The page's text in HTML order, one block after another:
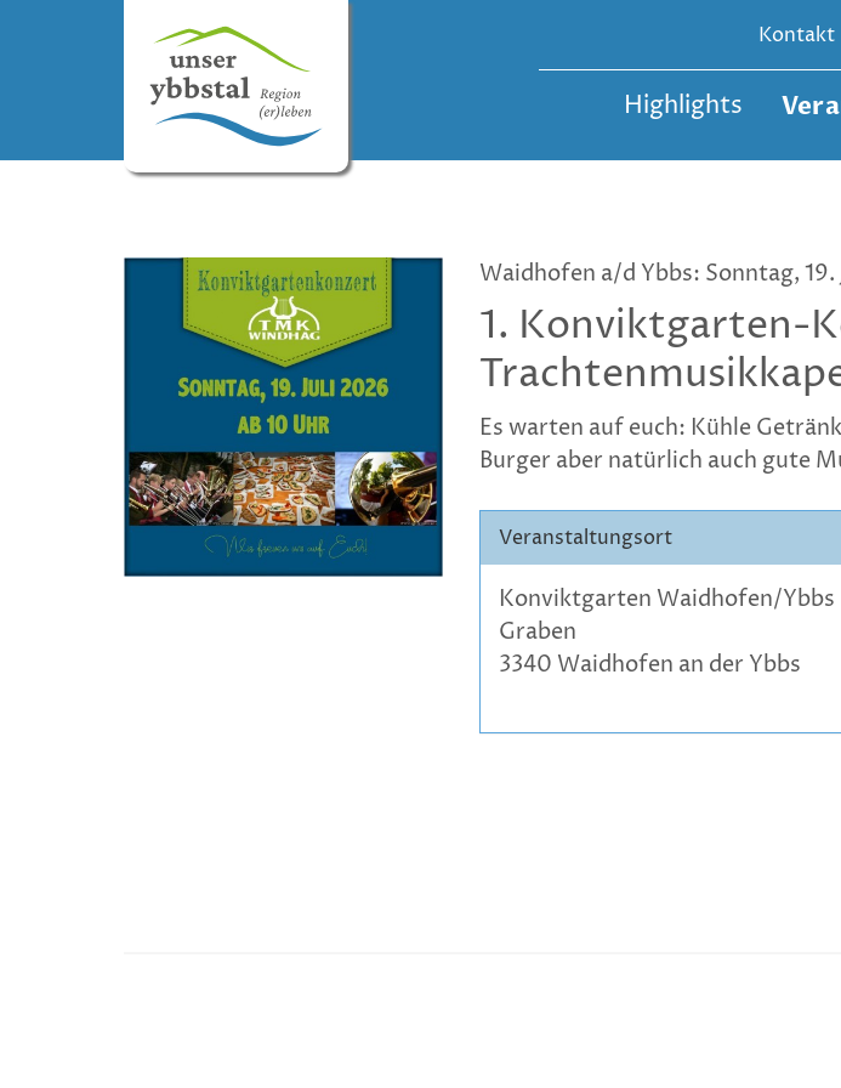
Kontakt
Highlights
Waidhofen a/d Ybbs: Sonntag,
1. Konviktgarten-
Es warten auf euch: Kühle
Burger aber natürlich auch gute
Veranstaltungsort
Konviktgarten Waidhofen/Ybbs
Graben
3340 Waidhofen an der Ybbs